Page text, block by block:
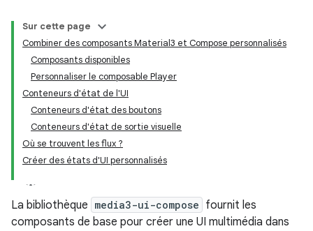
Sur cette page
Combiner des composants Material3 et Compose personnalisés
Composants disponibles
Personnaliser le composable Player
Conteneurs d'état de l'UI
Conteneurs d'état des boutons
Conteneurs d'état de sortie visuelle
Où se trouvent les flux ?
Créer des états d'UI personnalisés
La bibliothèque media3-ui-compose fournit les
composants de base pour créer une UI multimédia dans